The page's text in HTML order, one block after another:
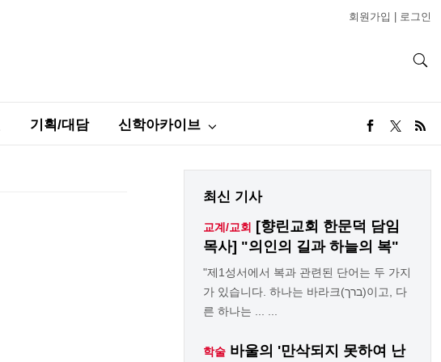
회원가입 로그인
기획/대담 신학아카이브
최신 기사
교계/교회
[향린교회 한문덕 담임
목사] "의인의 길과 하늘의 복"
"제1성서에서 복과 관련된 단어는 두 가지
가 있습니다. 하나는 바라크(ברך)이고, 다
른 하나는 ... ...
학술 바울의 '만삭되지 못하여 난